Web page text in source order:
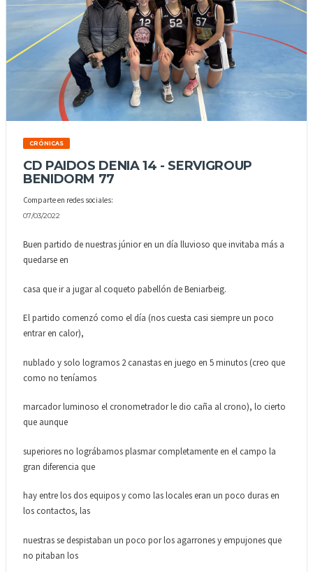
CRÓNICAS
CD PAIDOS DENIA 14 - SERVIGROUP
BENIDORM 77
Comparte en redes sociales:
07/03/2022
Buen partido de nuestras júnior en un día lluvioso que invitaba más a
quedarse en
casa que ir a jugar al coqueto pabellón de Beniarbeig.
El partido comenzó como el día (nos cuesta casi siempre un poco
entrar en calor),
nublado y solo logramos 2 canastas en juego en 5 minutos (creo que
como no teníamos
marcador luminoso el cronometrador le dio caña al crono), lo cierto
que aunque
superiores no lográbamos plasmar completamente en el campo la
gran diferencia que
hay entre los dos equipos y como las locales eran un poco duras en
los contactos, las
nuestras se despistaban un poco por los agarrones y empujones que
no pitaban los